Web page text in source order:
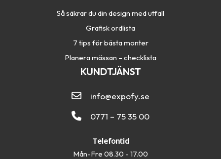
Så säkrar du din design med utfall
Grafisk ordlista
7 tips för bästa monter
Planera mässan – checklista
KUNDTJÄNST
info@expofy.se
0771 – 75 35 00
Telefontid
Mån-Fre 08.30 - 17.00